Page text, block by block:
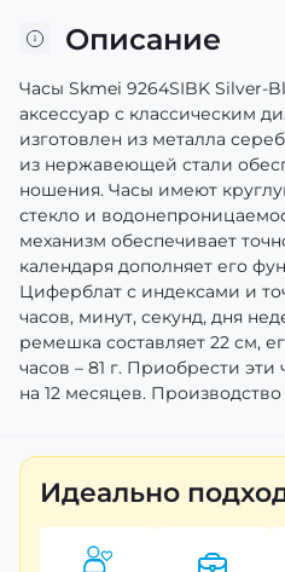
Описание
Часы Skmei 9264SIBK Silver-
аксессуар с классическим
изготовлен из металла
из нержавеющей стали
ношения. Часы имеют
стекло и
механизм обеспечивает
календаря дополняет его
Циферблат с индексами и
часов, минут, секунд, дня
ремешка составляет 22 см,
часов – 81 г. Приобрести
на 12 месяцев.
Идеально